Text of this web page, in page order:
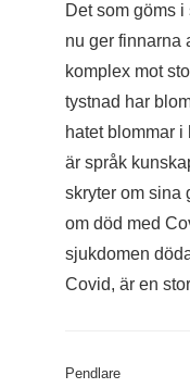
Det som göms
nu ger finnarna
komplex mot
tystnad har
hatet blommar
är språk
skryter om sina
om död med
sjukdomen
Covid, är en
Pendlare